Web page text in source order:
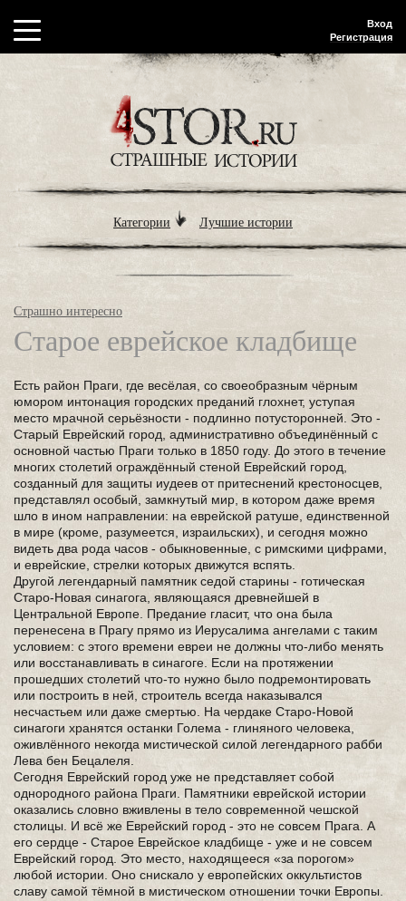
Вход
Регистрация
Категории Лучшие истории
Страшно интересно
Старое еврейское кладбище
Есть район Праги, где весёлая, со своеобразным чёрным
юмором интонация городских преданий глохнет, уступая
место мрачной серьёзности - подлинно потусторонней. Это -
Старый Еврейский город, административно объединённый с
основной частью Праги только в 1850 году. До этого в течение
многих столетий ограждённый стеной Еврейский город,
созданный для защиты иудеев от притеснений крестоносцев,
представлял особый, замкнутый мир, в котором даже время
шло в ином направлении: на еврейской ратуше, единственной
в мире (кроме, разумеется, израильских), и сегодня можно
видеть два рода часов - обыкновенные, с римскими цифрами,
и еврейские, стрелки которых движутся вспять.
Другой легендарный памятник седой старины - готическая
Старо-Новая синагога, являющаяся древнейшей в
Центральной Европе. Предание гласит, что она была
перенесена в Прагу прямо из Иерусалима ангелами с таким
условием: с этого времени евреи не должны что-либо менять
или восстанавливать в синагоге. Если на протяжении
прошедших столетий что-то нужно было подремонтировать
или построить в ней, строитель всегда наказывался
несчастьем или даже смертью. На чердаке Старо-Новой
синагоги хранятся останки Голема - глиняного человека,
оживлённого некогда мистической силой легендарного рабби
Лева бен Бецалеля.
Сегодня Еврейский город уже не представляет собой
однородного района Праги. Памятники еврейской истории
оказались словно вживлены в тело современной чешской
столицы. И всё же Еврейский город - это не совсем Прага. А
его сердце - Старое Еврейское кладбище - уже и не совсем
Еврейский город. Это место, находящееся «за порогом»
любой истории. Оно снискало у европейских оккультистов
славу самой тёмной в мистическом отношении точки Европы.